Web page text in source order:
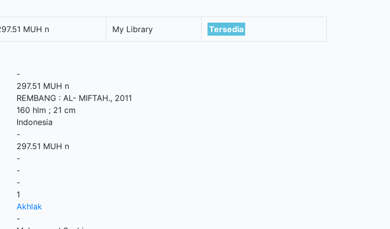
MUH n My Library Tersedia
-
297.51 MUH n
REMBANG : AL- MIFTAH., 2011
160 hlm ; 21 cm
Indonesia
-
297.51 MUH n
-
-
-
1
Akhlak
-